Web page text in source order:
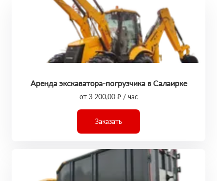
Аренда экскаватора-погрузчика в Салаирке
от 3 200,00 ₽ / час
Заказать